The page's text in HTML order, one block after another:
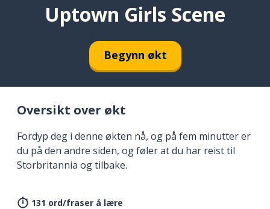
Uptown Girls Scene
Begynn økt
Oversikt over økt
Fordyp deg i denne økten nå, og på fem minutter er
du på den andre siden, og føler at du har reist til
Storbritannia og tilbake.
131 ord/fraser å lære